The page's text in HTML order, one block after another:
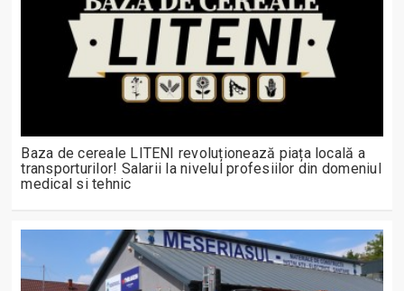
Baza de cereale LITENI revoluționează piața locală a
transporturilor! Salarii la nivelul profesiilor din domeniul
medical si tehnic